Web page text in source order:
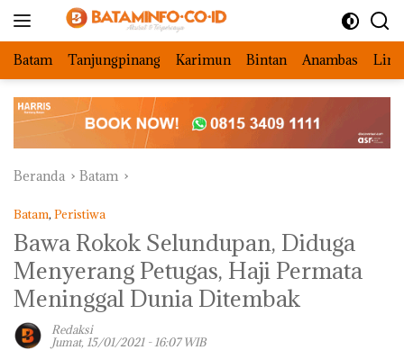
Batam Tanjungpinang Karimun Bintan Anambas
Beranda Batam
Batam, Peristiwa
Bawa Rokok Selundupan, Diduga
Menyerang Petugas, Haji Permata
Meninggal Dunia Ditembak
Redaksi
Jumat, 15/01/2021 - 16:07 WIB